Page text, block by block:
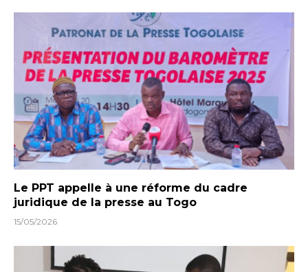
Le PPT appelle à une réforme du cadre
juridique de la presse au Togo
15/05/2026